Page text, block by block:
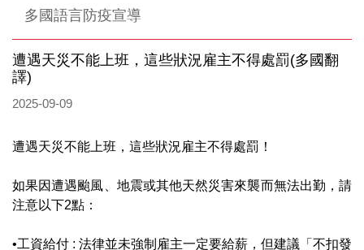
多國語言防疫宣導
遭遇天災不能上班，這些狀況雇主不得處罰(多國翻
譯)
2025-09-09
遭遇天災不能上班，這些狀況雇主不得處罰！
如果因遭遇颱風、地震或其他天然災害來襲而無法出勤，請
注意以下2點：
•工資給付 : 法律並未強制雇主一定要給薪，但建議「不扣發